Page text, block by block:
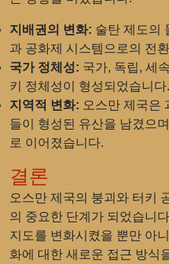
지배권의 변화: 술탄 제도의
과 공화제 시스템으로의 전
국가 정체성: 국가, 독립, 세
키 정체성이 형성되었습니다.
지역적 변화: 오스만 제국은
들이 형성된 유산을 남겼으
로 이어졌습니다.
결론
오스만 제국의 붕괴와 터키
의 중요한 단계가 되었습니
지도를 변화시켰을 뿐만 아
화에 대한 새로운 접근 방식